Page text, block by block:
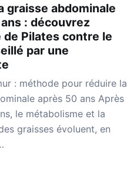
graisse abdominale
: découvrez
de Pilates contre le
par une
: méthode pour réduire la
après 50 ans Après
le métabolisme et la
graisses évoluent, en